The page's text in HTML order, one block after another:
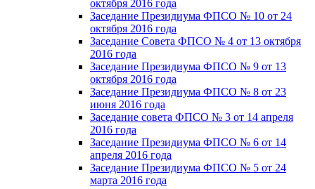
октября 2016 года
Заседание Президиума ФПСО № 10 от 24
октября 2016 года
Заседание Совета ФПСО № 4 от 13 октября
2016 года
Заседание Президиума ФПСО № 9 от 13
октября 2016 года
Заседание Президиума ФПСО № 8 от 23
июня 2016 года
Заседание совета ФПСО № 3 от 14 апреля
2016 года
Заседание Президиума ФПСО № 6 от 14
апреля 2016 года
Заседание Президиума ФПСО № 5 от 24
марта 2016 года